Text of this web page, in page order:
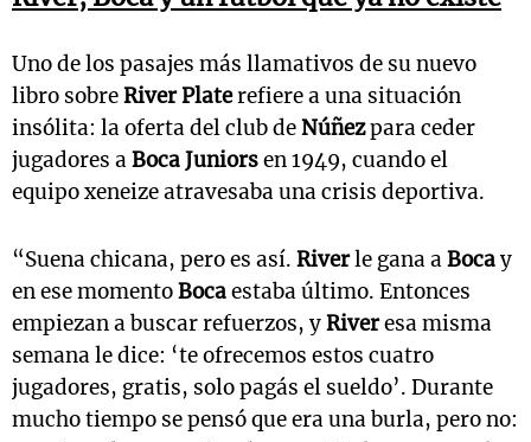
Uno de los pasajes más llamativos de su nuevo
libro sobreRiver Platerefiere a una situación
insólita: la oferta del club deNúñezpara ceder
jugadores aBoca Juniorsen 1949, cuando el
equipo xeneize atravesaba una crisis deportiva.
“Suena chicana, pero es así. Riverle gana aBocay
en ese momentoBocaestaba último. Entonces
empiezan a buscar refuerzos, yRiveresa misma
semana le dice: ‘te ofrecemos estos cuatro
jugadores, gratis, solo pagás el sueldo’. Durante
mucho tiempo se pensó que era una burla, pero no: